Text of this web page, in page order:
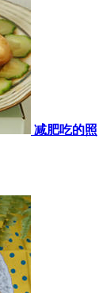
减肥吃的照